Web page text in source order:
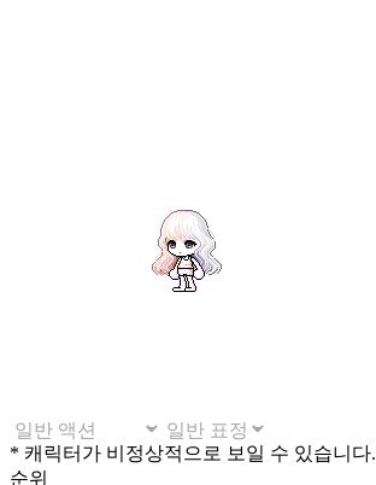
* 캐릭터가 비정상적으로 보일 수 있습니다.
순위